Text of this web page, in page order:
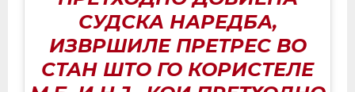
СУДСКА НАРЕДБА,
ИЗВРШИЛЕ ПРЕТРЕС ВО
СТАН ШТО ГО КОРИСТЕЛЕ